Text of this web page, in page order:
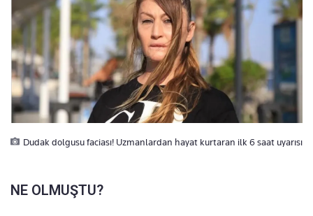
Dudak dolgusu faciası! Uzmanlardan hayat kurtaran ilk 6 saat uyarısı
NE OLMUŞTU?